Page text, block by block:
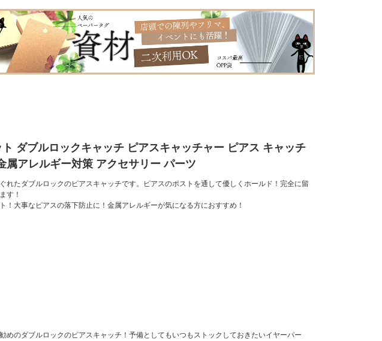
ダブルロックキャッチ ピアスキャッチャー ピアス キャッチ
属アレルギー対策 アクセサリー パーツ
れたダブルロックのピアスキャッチです。ピアスのポストを通して優しくホールド！完全に留
す！
！大事なピアスの落下防止に！金属アレルギーが気になる方におすすめ！
めのダブルロックのピアスキャッチ！予備としてもいつもストックしておきたいイヤーパー